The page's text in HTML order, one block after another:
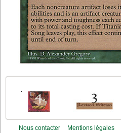
Nous contacter Mentions légales